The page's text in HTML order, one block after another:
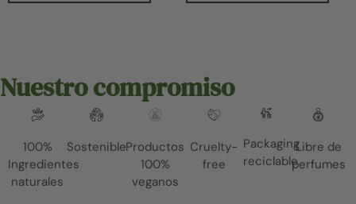
Nuestro compromiso
100%
Ingredientes
naturales
SostenibleProductos
100%
veganos
Cruelty-
free
Packaging
reciclable
Libre de
perfumes